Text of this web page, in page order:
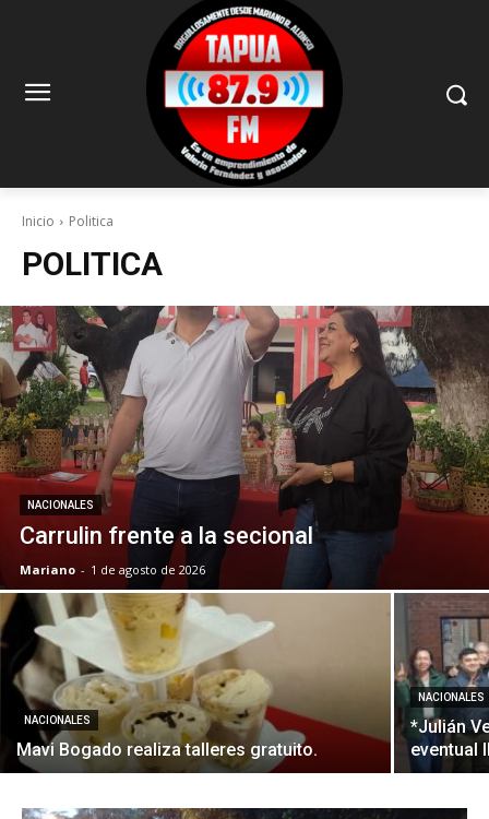
Inicio Politica
POLITICA
NACIONALES
Carrulin frente a la secional
Mariano - 1 de agosto de 2026
NACIONALES
Mavi Bogado realiza talleres gratuito.
NACIONALES
*Julián
eventual